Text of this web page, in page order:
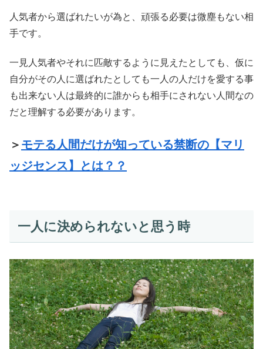
人気者から選ばれたいが為と、頑張る必要は微塵もない相
手です。
一見人気者やそれに匹敵するように見えたとしても、仮に
自分がその人に選ばれたとしても一人の人だけを愛する事
も出来ない人は最終的に誰からも相手にされない人間なの
だと理解する必要があります。
＞ モテる人間だけが知っている禁断の【マリ
ッジセンス】とは？？
一人に決められないと思う時